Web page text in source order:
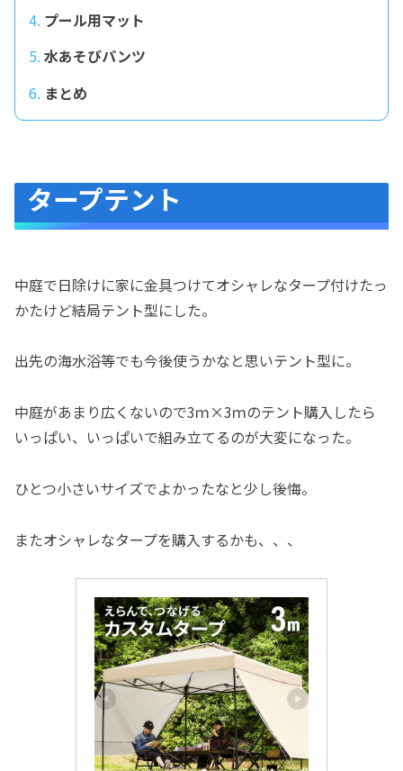
プール用マット
水あそびパンツ
まとめ
タープテント
中庭で日除けに家に金具つけてオシャレなタープ付けたっ
かたけど結局テント型にした。
出先の海水浴等でも今後使うかなと思いテント型に。
中庭があまり広くないので3ｍ×3ｍのテント購入したら
いっぱい、いっぱいで組み立てるのが大変になった。
ひとつ小さいサイズでよかったなと少し後悔。
またオシャレなタープを購入するかも、、、